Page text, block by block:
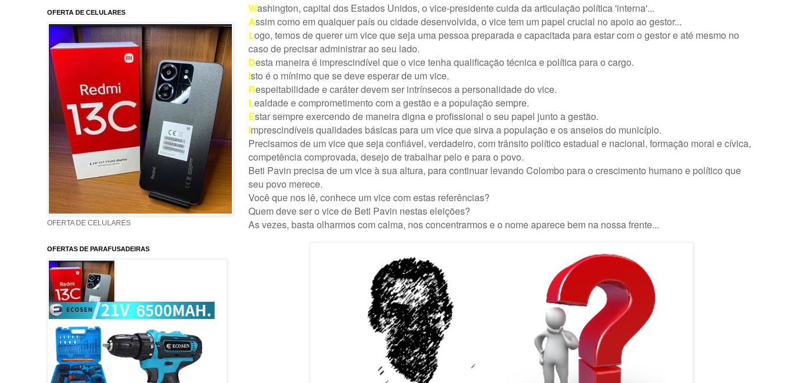
Washington, capital dos Estados Unidos, o vice-presidente cuida da articulação política 'interna'...
Assim como em qualquer país ou cidade desenvolvida, o vice tem um papel crucial no apoio ao gestor...
Logo, temos de querer um vice que seja uma pessoa preparada e capacitada para estar com o gestor e até mesmo no
caso de precisar administrar ao seu lado.
Desta maneira é imprescindível que o vice tenha qualificação técnica e política para o cargo.
Isto é o mínimo que se deve esperar de um vice.
Respeitabilidade e caráter devem ser intrínsecos a personalidade do vice.
Lealdade e comprometimento com a gestão e a população sempre.
Estar sempre exercendo de maneira digna e profissional o seu papel junto a gestão.
Imprescindíveis qualidades básicas para um vice que sirva a população e os anseios do município.
Precisamos de um vice que seja confiável, verdadeiro, com trânsito político estadual e nacional, formação moral e cívica,
competência comprovada, desejo de trabalhar pelo e para o povo.
Beti Pavin precisa de um vice à sua altura, para continuar levando Colombo para o crescimento humano e político que
seu povo merece.
Você que nos lê, conhece um vice com estas referências?
Quem deve ser o vice de Beti Pavin nestas eleições?
As vezes, basta olharmos com calma, nos concentrarmos e o nome aparece bem na nossa frente...
OFERTA DE CELULARES
OFERTA DE CELULARES
OFERTAS DE PARAFUSADEIRAS